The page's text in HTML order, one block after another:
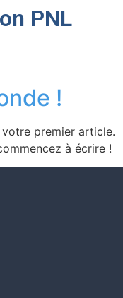
PNL
!
votre premier article.
à écrire !